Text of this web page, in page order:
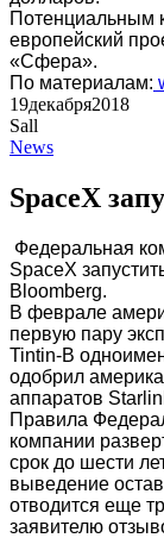
Потенциальным
европейский
«Сфера».
По материалам:
19декабря2018
Sall
News
SpaceX
Федеральная
SpaceX
Bloomberg.
В феврале
первую пару
Tintin-B
одобрил
аппаратов
Правила
компании
срок до шести
выведение
отводится еще
заявителю